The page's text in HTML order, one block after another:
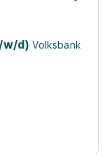
w/d) Volksbank